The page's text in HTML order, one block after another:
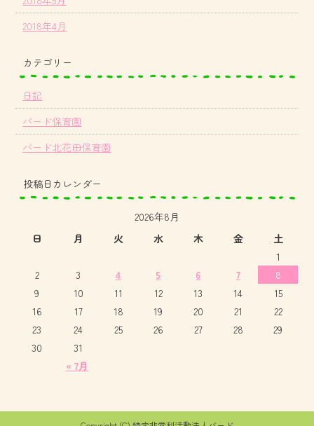
2018年4月
カテゴリー
日記
バード保育園
バード北花田保育園
投稿日カレンダー
2026年8月
日
月 火 水 木 金 土
« 7月
1
2
3 4 5 6 7
8
9
10 11 12 13 14
15
16
17 18 19 20 21
22
23
24 25 26 27 28
29
30
31